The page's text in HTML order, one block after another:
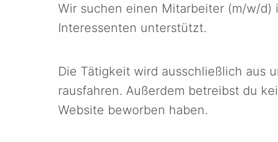
Wir suchen einen Mitarbeiter (m/w/d)
Interessenten unterstützt.
Die Tätigkeit wird ausschließlich aus
rausfahren. Außerdem betreibst du
Website beworben haben.